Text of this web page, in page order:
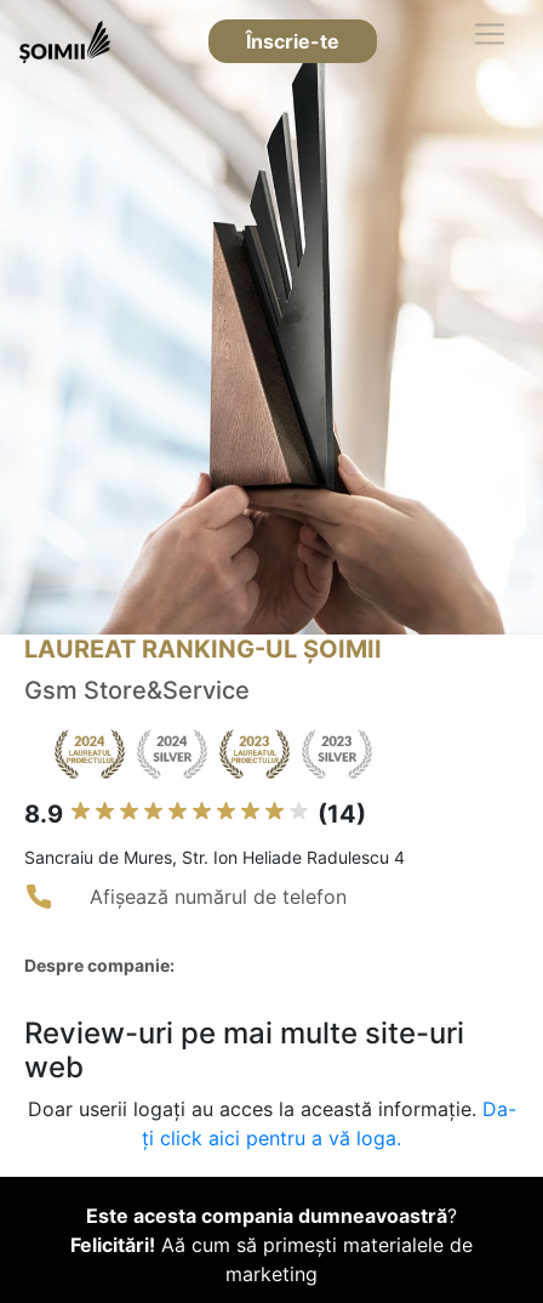
Înscrie-te
LAUREAT RANKING-UL ȘOIMII
Gsm Store&Service
8.9 (14)
Sancraiu de Mures, Str. Ion Heliade Radulescu 4
Afișează numărul de telefon
Despre companie:
Review-uri pe mai multe site-uri
web
Doar userii logați au acces la această informație. Da-
ți click aici pentru a vă loga.
Este acesta compania dumneavoastră?
Felicitări! Aă cum să primești materialele de
marketing